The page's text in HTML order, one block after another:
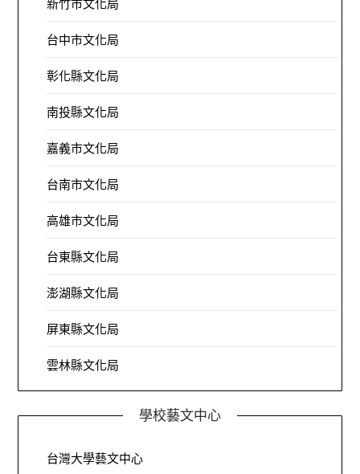
新竹市文化局
台中市文化局
彰化縣文化局
南投縣文化局
嘉義市文化局
台南市文化局
高雄市文化局
台東縣文化局
澎湖縣文化局
屏東縣文化局
雲林縣文化局
學校藝文中心
台灣大學藝文中心